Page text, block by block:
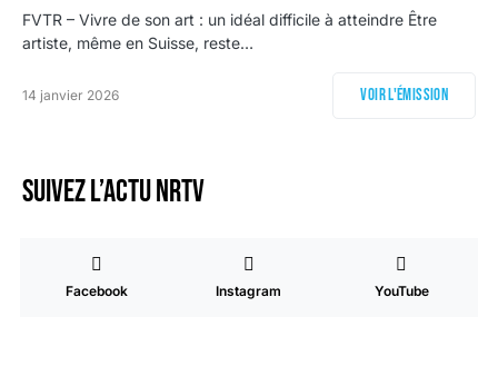
FVTR – Vivre de son art : un idéal difficile à atteindre Être
artiste, même en Suisse, reste…
14 janvier 2026 Voir l'émission
Suivez l’actu NRTV
Facebook Instagram YouTube